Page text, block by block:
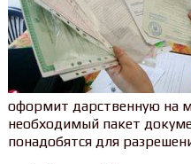
оформит дарственную на
необходимый пакет
понадобятся для